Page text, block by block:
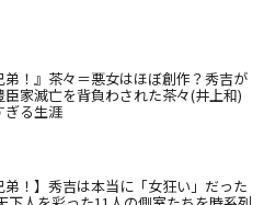
弟！』茶々＝悪女はほぼ創作？秀吉が
臣家滅亡を背負わされた茶々(井上和)
ぎる生涯
弟！】秀吉は本当に「女狂い」だった